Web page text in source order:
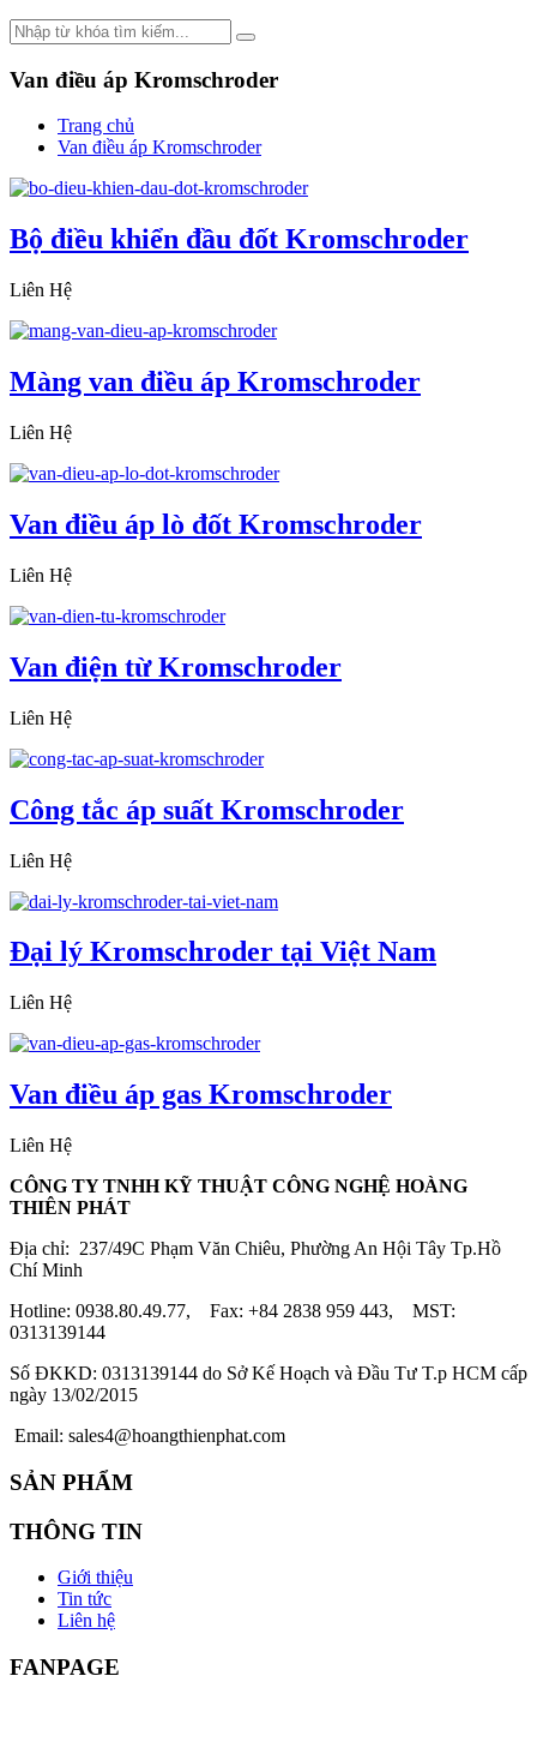
Van điều áp Kromschroder
Trang chủ
Van điều áp Kromschroder
Bộ điều khiển đầu đốt Kromschroder
Liên Hệ
Màng van điều áp Kromschroder
Liên Hệ
Van điều áp lò đốt Kromschroder
Liên Hệ
Van điện từ Kromschroder
Liên Hệ
Công tắc áp suất Kromschroder
Liên Hệ
Đại lý Kromschroder tại Việt Nam
Liên Hệ
Van điều áp gas Kromschroder
Liên Hệ
CÔNG TY TNHH KỸ THUẬT CÔNG NGHỆ HOÀNG
THIÊN PHÁT
Địa chỉ: 237/49C Phạm Văn Chiêu, Phường An Hội Tây Tp.Hồ
Chí Minh
Hotline: 0938.80.49.77, Fax: +84 2838 959 443, MST:
0313139144
Số ĐKKD: 0313139144 do Sở Kế Hoạch và Đầu Tư T.p HCM cấp
ngày 13/02/2015
Email: sales4@hoangthienphat.com
SẢN PHẨM
THÔNG TIN
Giới thiệu
Tin tức
Liên hệ
FANPAGE